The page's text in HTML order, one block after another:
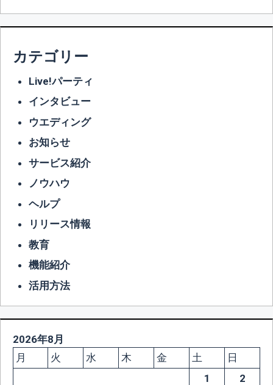
カテゴリー
Live!パーティ
インタビュー
ウエディング
お知らせ
サービス紹介
ノウハウ
ヘルプ
リリース情報
教育
機能紹介
活用方法
2026年8月
月
火 水 木 金 土
日
1
2